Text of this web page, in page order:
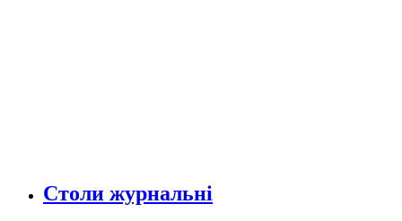
Столи журнальні